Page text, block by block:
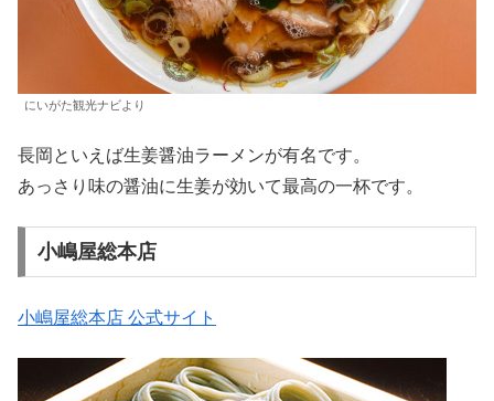
にいがた観光ナビより
長岡といえば生姜醤油ラーメンが有名です。
あっさり味の醤油に生姜が効いて最高の一杯です。
小嶋屋総本店
小嶋屋総本店 公式サイト